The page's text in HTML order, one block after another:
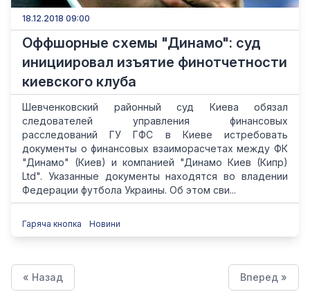
18.12.2018 09:00
Оффшорные схемы "Динамо": суд
инициировал изъятие финотчетности
киевского клуба
Шевченковский районный суд Киева обязал
следователей управления финансовых
расследований ГУ ГФС в Киеве истребовать
документы о финансовых взаиморасчетах между ФК
"Динамо" (Киев) и компанией "Динамо Киев (Кипр)
Ltd". Указанные документы находятся во владении
Федерации футбола Украины. Об этом сви...
Гаряча кнопка Новини
« Назад Вперед »